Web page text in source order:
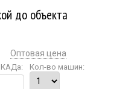
до объекта
Оптовая цена
Кол-во машин: